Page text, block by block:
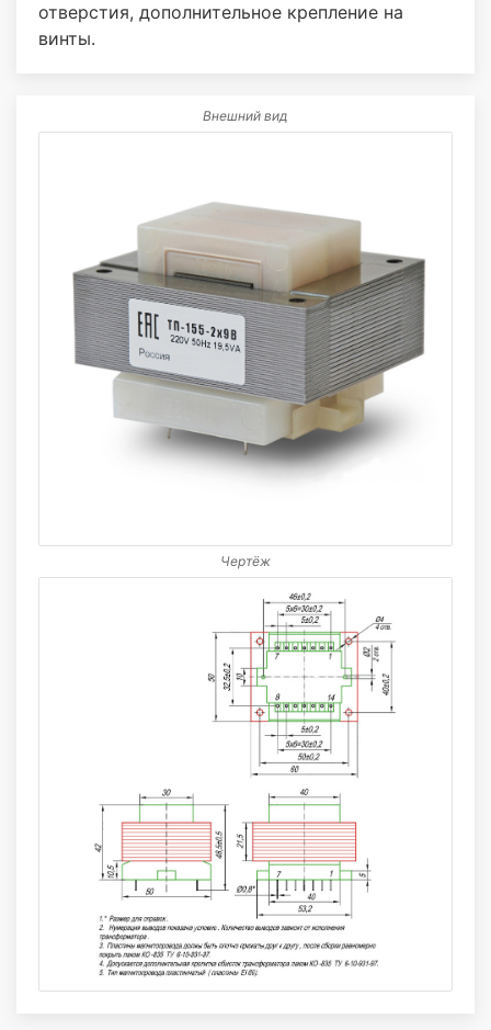
отверстия, дополнительное крепление на
винты.
Внешний вид
Чертёж